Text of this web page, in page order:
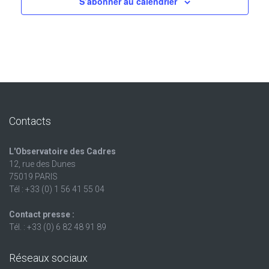
Contacts
L'Observatoire des Cadres
12, rue des Dunes
75019 PARIS
Tél : +33 (0) 1 56 41 55 04
Contact presse :
Tél. : +33 (0) 6 82 48 91 89
Réseaux sociaux